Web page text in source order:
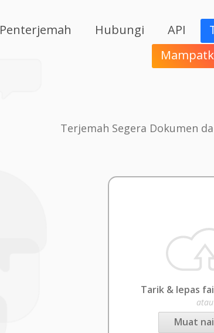
Penterjemah Hubungi API
Terjemah Segera Dokumen
Tarik & lepas
atau
Muat